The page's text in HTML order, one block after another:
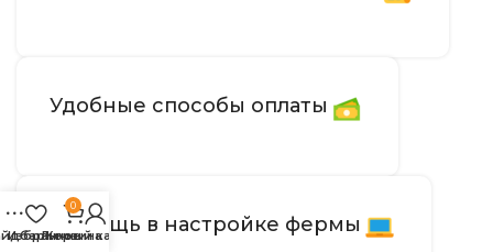
Удобные способы оплаты
Помощь в настройке фермы
Избранное
0
Корзина
Личный кабинет